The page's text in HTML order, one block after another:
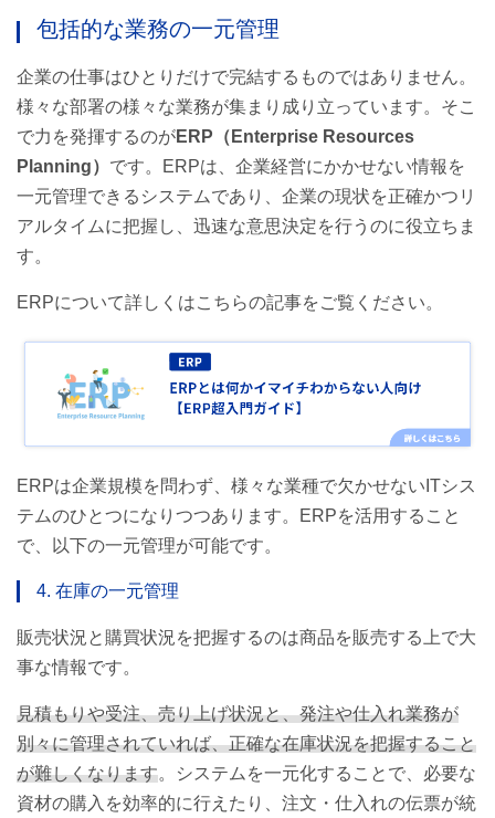
包括的な業務の一元管理
企業の仕事はひとりだけで完結するものではありません。
様々な部署の様々な業務が集まり成り立っています。そこ
で力を発揮するのがERP（Enterprise Resources
Planning） です。ERPは、企業経営にかかせない情報を
一元管理できるシステムであり、企業の現状を正確かつリ
アルタイムに把握し、迅速な意思決定を行うのに役立ちま
す。
ERPについて詳しくはこちらの記事をご覧ください。
ERPは企業規模を問わず、様々な業種で欠かせないITシス
テムのひとつになりつつあります。ERPを活用すること
で、以下の一元管理が可能です。
4. 在庫の一元管理
販売状況と購買状況を把握するのは商品を販売する上で大
事な情報です。
見積もりや受注、売り上げ状況と、発注や仕入れ業務が
別々に管理されていれば、正確な在庫状況を把握すること
が難しくなります。システムを一元化することで、必要な
資材の購入を効率的に行えたり、注文・仕入れの伝票が統